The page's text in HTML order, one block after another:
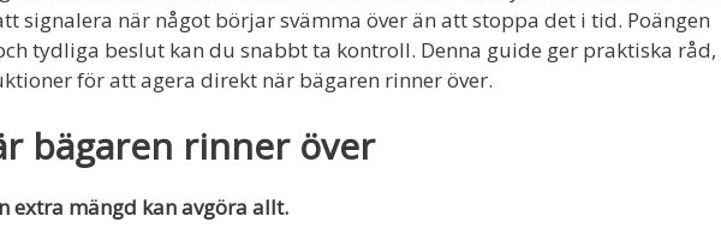
signalera när något börjar svämma över än att stoppa det i tid. Poängen
tydliga beslut kan du snabbt ta kontroll. Denna guide ger praktiska råd,
för att agera direkt när bägaren rinner över.
bägaren rinner över
extra mängd kan avgöra allt.